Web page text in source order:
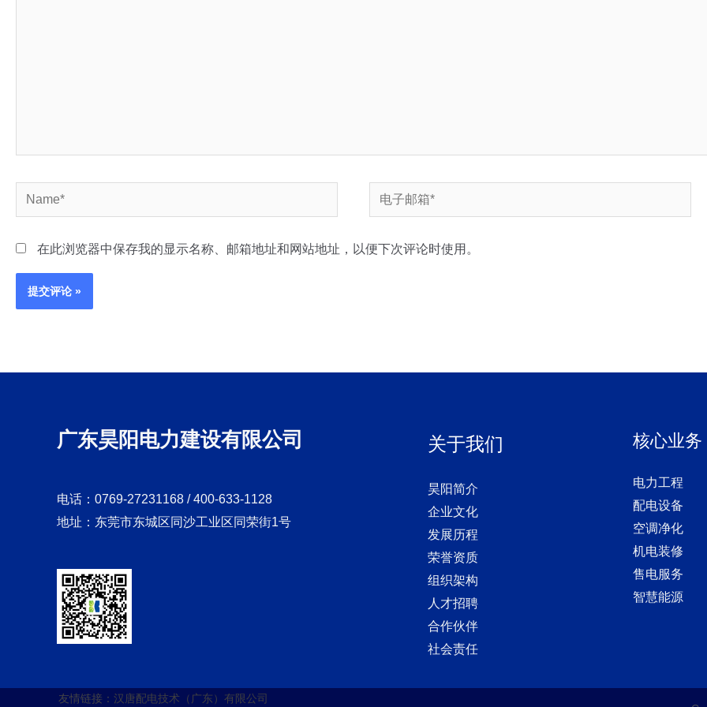
Name*
电
子
在此浏览器中保存我的显示名称、邮箱地址和网站地址，以便下次评论时使用。
广东昊阳电力建设有限公司
电话：0769-27231168 / 400-633-1128
地址：东莞市东城区同沙工业区同荣街1号
关于我们
昊阳简介
企业文化
发展历程
荣誉资质
组织架构
人才招聘
合作伙伴
社会责任
核心业务
电力工程
配电设备
空调净化
机电装修
售电服务
智慧能源
友情链接： 汉唐配电技术（广东）有限公司